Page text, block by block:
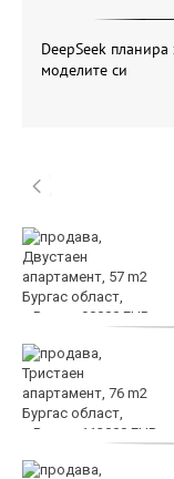
DeepSeek
моделите си